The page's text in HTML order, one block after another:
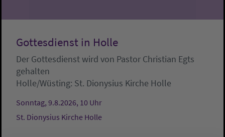
Gottesdienst in Holle
Der Gottesdienst wird von Pastor Christian Egts
gehalten
Holle/Wüsting: St. Dionysius Kirche Holle
Sonntag, 9.8.2026, 10 Uhr
St. Dionysius Kirche Holle